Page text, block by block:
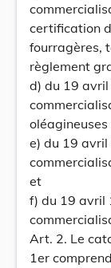
certification
fourragères,
règlement
d) du 19
e) du 19
et
f) du 19 avril
Art. 2. Le
1er